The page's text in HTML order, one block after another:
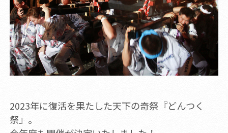
2023年に復活を果たした天下の奇祭『どんつく
祭』。